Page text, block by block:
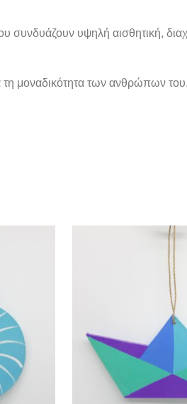
συνδυάζουν υψηλή αισθητική,
μοναδικότητα των ανθρώπων του.